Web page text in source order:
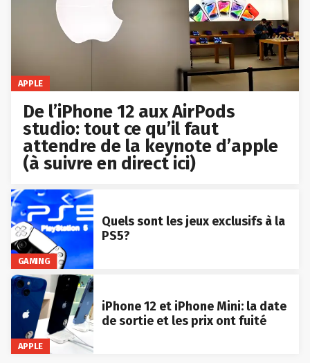
APPLE
De l’iPhone 12 aux AirPods
studio: tout ce qu’il faut
attendre de la keynote d’apple
(à suivre en direct ici)
GAMING
Quels sont les jeux exclusifs à la
PS5?
APPLE
iPhone 12 et iPhone Mini: la date
de sortie et les prix ont fuité